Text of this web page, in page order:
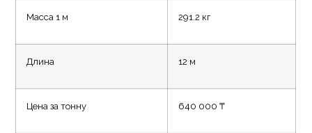
Масса 1 м 291.2 кг
Длина 12 м
Цена за тонну 640 000 ₸